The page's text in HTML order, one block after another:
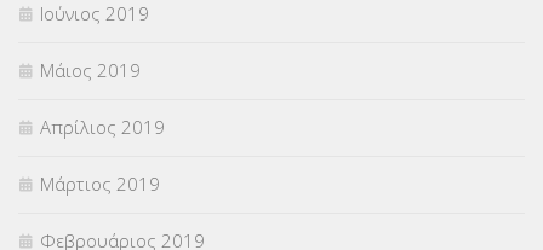
Ιούνιος 2019
Μάιος 2019
Απρίλιος 2019
Μάρτιος 2019
Φεβρουάριος 2019